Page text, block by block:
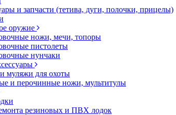
и запчасти (тетива, дуги, полочки, прицелы)
оружие
ножи, мечи, топоры
пистолеты
нунчаки
муляжи для охоты
и перочинные ножи, мультитулы
резиновых и ПВХ лодок